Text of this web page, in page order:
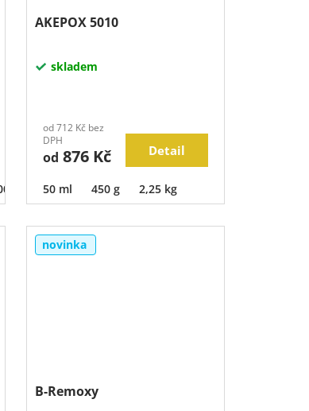
čirý
AKEPOX 5010
skladem
od 712 Kč bez
DPH
od 876 Kč Detail
50 ml 450 g 2,25 kg
novinka
B-Remoxy